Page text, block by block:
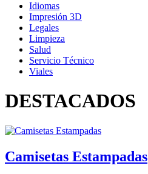
Idiomas
Impresión 3D
Legales
Limpieza
Salud
Servicio Técnico
Viales
DESTACADOS
Camisetas Estampadas